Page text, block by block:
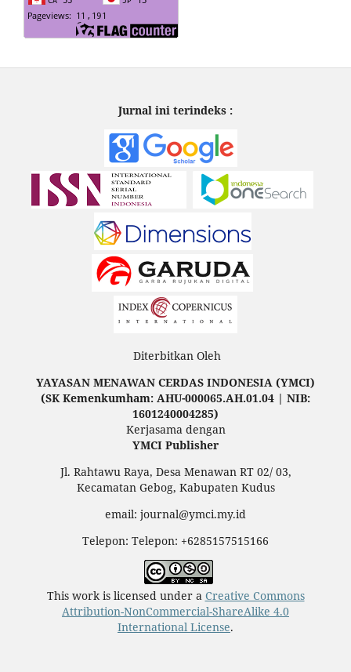
Jurnal ini terindeks :
Diterbitkan Oleh
YAYASAN MENAWAN CERDAS INDONESIA (YMCI)
(SK Kemenkumham: AHU-000065.AH.01.04 | NIB:
1601240004285)
Kerjasama dengan
YMCI Publisher
Jl. Rahtawu Raya, Desa Menawan RT 02/ 03,
Kecamatan Gebog, Kabupaten Kudus
email: journal@ymci.my.id
Telepon: Telepon: +6285157515166
This work is licensed under a Creative Commons
Attribution-NonCommercial-ShareAlike 4.0
International License.